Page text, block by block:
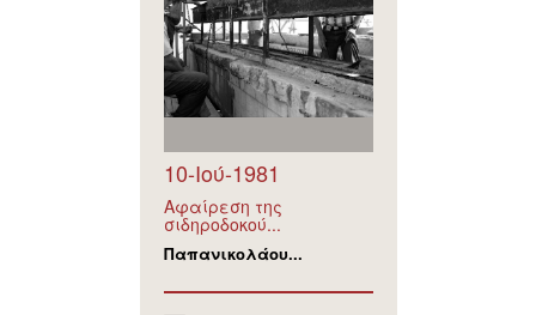
10-Ιού-1981
Αφαίρεση της
σιδηροδοκού...
Παπανικολάου...